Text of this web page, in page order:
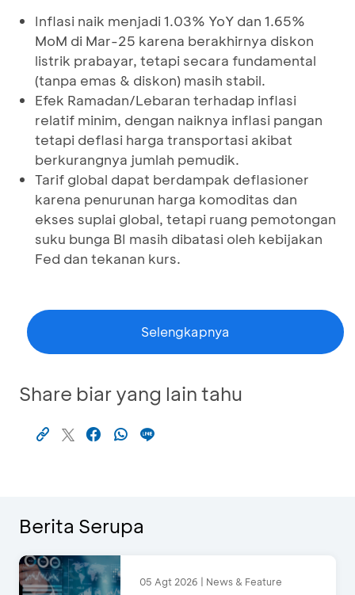
Inflasi naik menjadi 1.03% YoY dan 1.65%
MoM di Mar-25 karena berakhirnya diskon
listrik prabayar, tetapi secara fundamental
(tanpa emas & diskon) masih stabil.
Efek Ramadan/Lebaran terhadap inflasi
relatif minim, dengan naiknya inflasi pangan
tetapi deflasi harga transportasi akibat
berkurangnya jumlah pemudik.
Tarif global dapat berdampak deflasioner
karena penurunan harga komoditas dan
ekses suplai global, tetapi ruang pemotongan
suku bunga BI masih dibatasi oleh kebijakan
Fed dan tekanan kurs.
Selengkapnya
Share biar yang lain tahu
Berita Serupa
05 Agt 2026 | News & Feature